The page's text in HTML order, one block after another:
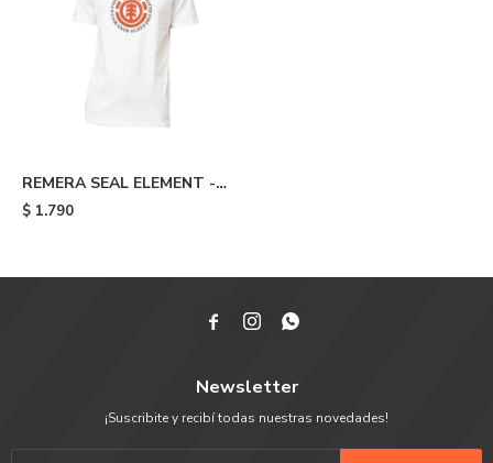
REMERA SEAL ELEMENT -
White
$ 1.790
  
Newsletter
¡Suscribite y recibí todas nuestras novedades!